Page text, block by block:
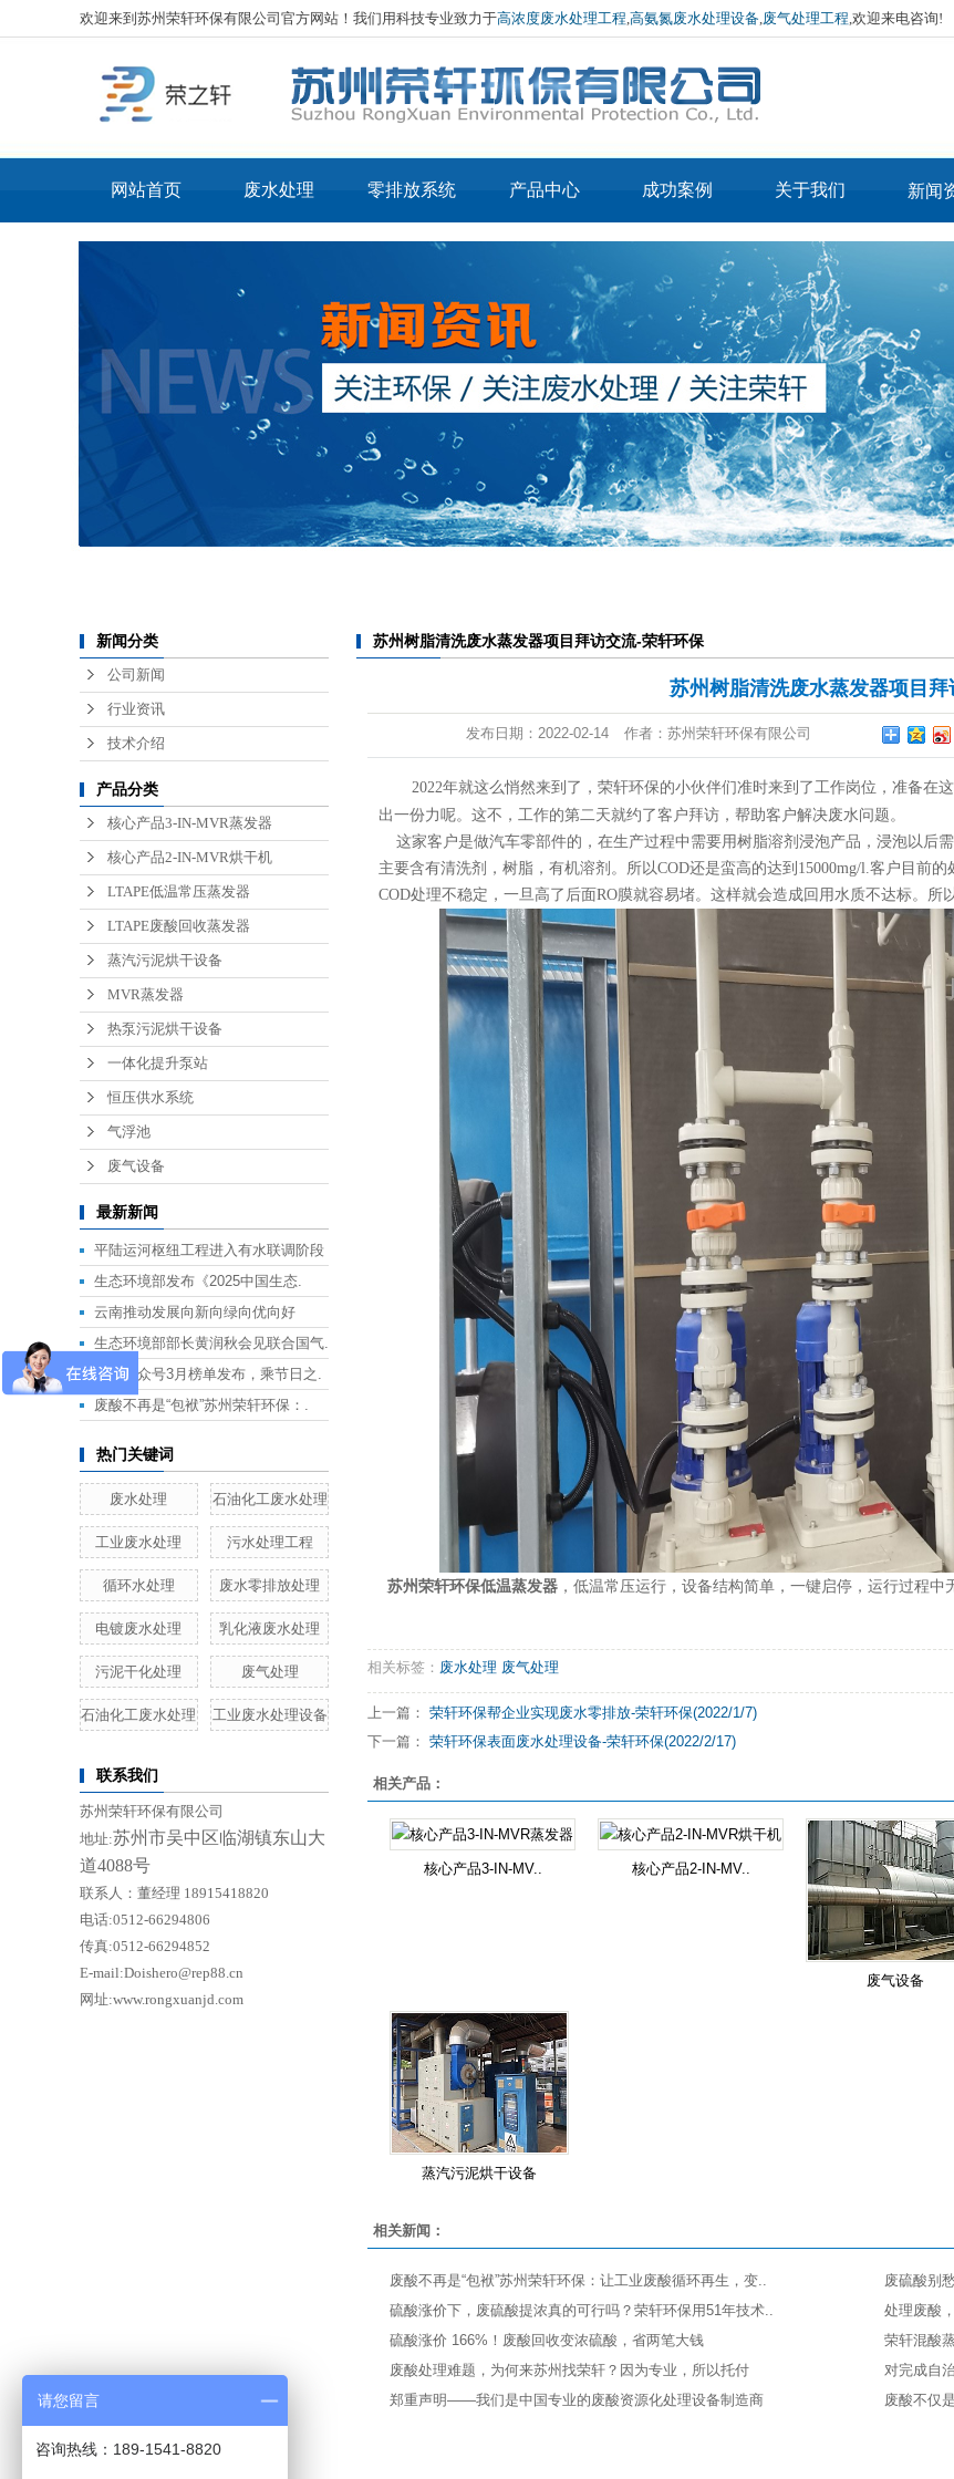
欢迎来到苏州荣轩环保有限公司官方网站！我们用科技专业致力于高浓度废水处理工程,高氨氮废水处理设备,废气处理工程,欢迎来电咨询!
网站首页 废水处理
工业废水处理
电镀废水处理
表面处理废水处理
光伏废水处理
线路板废水处理
机械加工废水处理
锂电池废水处理
零排放系统 产品中心
核心产品3-IN-MVR蒸
核心产品2-IN-MVR烘
干机
LTAPE低温常压蒸发器
LTAPE废酸回收蒸发器
蒸汽污泥烘干设备
MVR蒸发器
热泵污泥烘干设备
一体化提升泵站
废气设备
成功案例 关于我们
公司简介
企业文化
厂房环境
荣誉资质
新闻
公司
行业
技术
新闻分类
公司新闻
行业资讯
技术介绍
产品分类
核心产品3-IN-MVR蒸发器
核心产品2-IN-MVR烘干机
LTAPE低温常压蒸发器
LTAPE废酸回收蒸发器
蒸汽污泥烘干设备
MVR蒸发器
热泵污泥烘干设备
一体化提升泵站
恒压供水系统
气浮池
废气设备
最新新闻
平陆运河枢纽工程进入有水联调阶段
生态环境部发布《2025中国生态.
云南推动发展向新向绿向优向好
生态环境部部长黄润秋会见联合国气.
政务公众号3月榜单发布，乘节日之.
废酸不再是“包袱”苏州荣轩环保：.
热门关键词
废水处理 石油化工废水处理
工业废水处理 污水处理工程
循环水处理 废水零排放处理
电镀废水处理 乳化液废水处理
污泥干化处理 废气处理
石油化工废水处理 工业废水处理设备
联系我们
苏州荣轩环保有限公司
地址:苏州市吴中区临湖镇东山大
道4088号
联系人：董经理 18915418820
电话:0512-66294806
传真:0512-66294852
E-mail:Doishero@rep88.cn
网址:www.rongxuanjd.com
苏州树脂清洗废水蒸发器项目拜访交流-荣轩环保
苏州树脂清洗废水蒸发器项目
发布日期： 2022-02-14 作者： 苏州荣轩环保有限公司
2022年就这么悄然来到了，荣轩环保的小伙伴们准时来到了工作岗位，准备在
出一份力呢。这不，工作的第二天就约了客户拜访，帮助客户解决废水问题。
这家客户是做汽车零部件的，在生产过程中需要用树脂溶剂浸泡产品，浸泡以后
主要含有清洗剂，树脂，有机溶剂。所以COD还是蛮高的达到15000mg/l.客户目前
COD处理不稳定，一旦高了后面RO膜就容易堵。这样就会造成回用水质不达标。所
苏州荣轩环保低温蒸发器 ，低温常压运行，设备结构简单，一键启停，运行过程
相关标签： 废水处理 废气处理
上一篇： 荣轩环保帮企业实现废水零排放-荣轩环保(2022/1/7)
下一篇： 荣轩环保表面废水处理设备-荣轩环保(2022/2/17)
相关产品：
核心产品3-IN-MV.. 核心产品2-IN-MV..
废气设备
蒸汽污泥烘干设备
相关新闻：
废酸不再是“包袱”苏州荣轩环保：让工业废酸循环再生，变..
废硫酸别
硫酸涨价下，废硫酸提浓真的可行吗？荣轩环保用51年技术..
处理废酸
硫酸涨价 166%！废酸回收变浓硫酸，省两笔大钱
荣轩混酸
废酸处理难题，为何来苏州找荣轩？因为专业，所以托付
对完成自
郑重声明——我们是中国专业的废酸资源化处理设备制造商
废酸不仅
请您留言
咨询热线：189-1541-8820